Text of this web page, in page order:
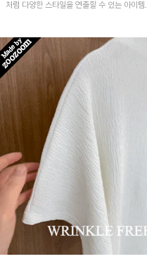
처럼 다양한 스타일을 연출할 수 있는 아이템!